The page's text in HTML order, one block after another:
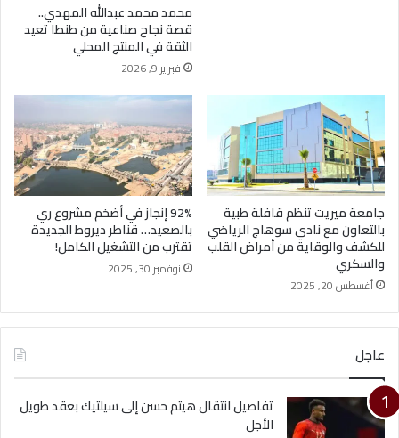
محمد محمد عبدالله المهدي..
قصة نجاح صناعية من طنطا تعيد
الثقة في المنتج المحلي
فبراير 9, 2026
جامعة ميريت تنظم قافلة طبية
بالتعاون مع نادي سوهاج الرياضي
للكشف والوقاية من أمراض القلب
والسكري
أغسطس 20, 2025
92% إنجاز في أضخم مشروع ري
بالصعيد… قناطر ديروط الجديدة
تقترب من التشغيل الكامل!
نوفمبر 30, 2025
عاجل
تفاصيل انتقال هيثم حسن إلى سيلتيك بعقد طويل
الأجل